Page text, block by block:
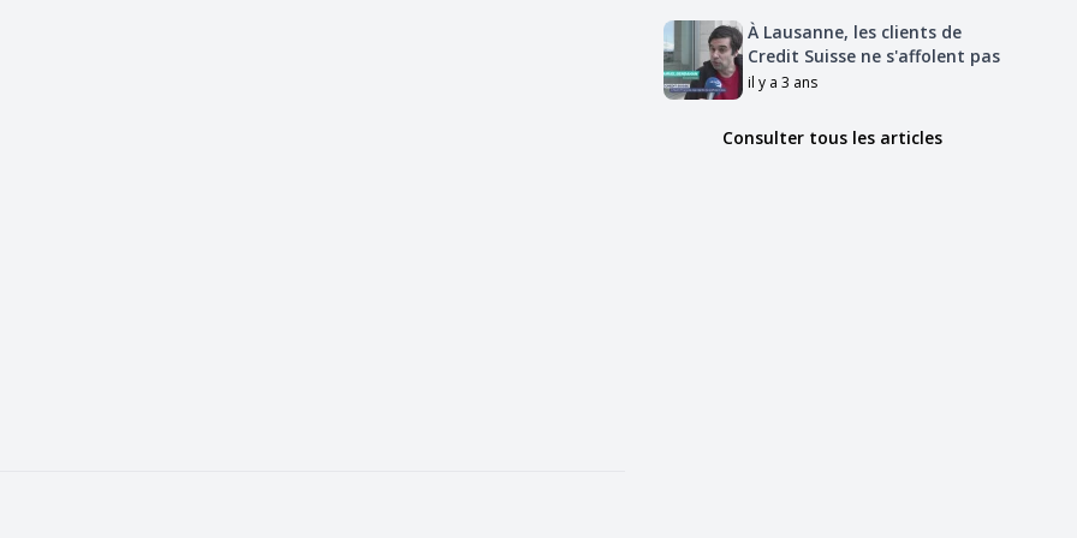
À Lausanne, les clients de
Credit Suisse ne s'affolent pas
il y a 3 ans
Consulter tous les articles